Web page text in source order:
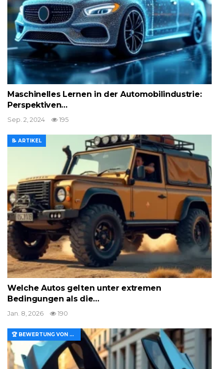
Maschinelles Lernen in der Automobilindustrie:
Perspektiven…
Sep. 2, 2024 195
📝 ARTIKEL
Welche Autos gelten unter extremen
Bedingungen als die…
Jan. 8, 2026 190
🏆 BEWERTUNG VON MERKMALEN UND WERT